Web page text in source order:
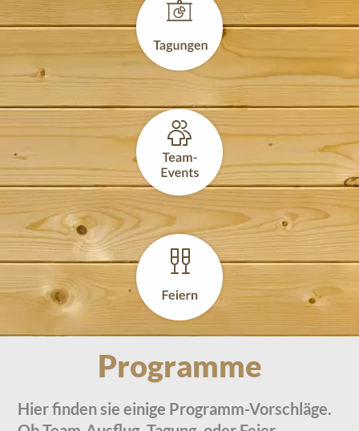
Programme
Hier finden sie einige Programm-Vorschläge.